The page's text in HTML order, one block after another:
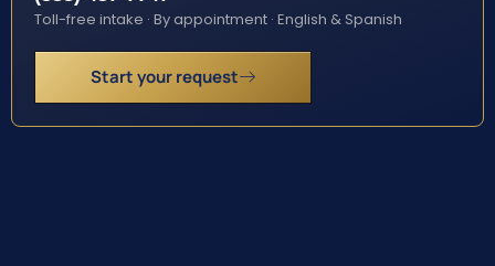
Toll-free intake · By appointment · English & Spanish
Start your request